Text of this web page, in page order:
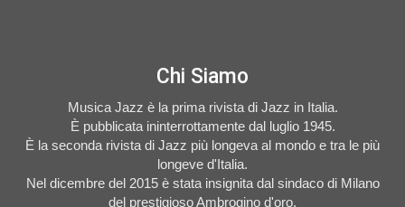
Chi Siamo
Musica Jazz è la prima rivista di Jazz in Italia.
È pubblicata ininterrottamente dal luglio 1945.
È la seconda rivista di Jazz più longeva al mondo e tra le più
longeve d'Italia.
Nel dicembre del 2015 è stata insignita dal sindaco di Milano
del prestigioso Ambrogino d'oro.